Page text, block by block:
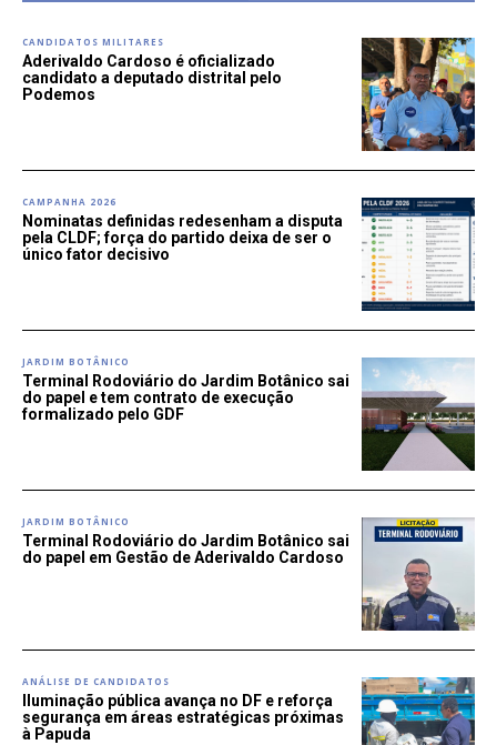
CANDIDATOS MILITARES
Aderivaldo Cardoso é oficializado
candidato a deputado distrital pelo
Podemos
CAMPANHA 2026
Nominatas definidas redesenham a disputa
pela CLDF; força do partido deixa de ser o
único fator decisivo
JARDIM BOTÂNICO
Terminal Rodoviário do Jardim Botânico sai
do papel e tem contrato de execução
formalizado pelo GDF
JARDIM BOTÂNICO
Terminal Rodoviário do Jardim Botânico sai
do papel em Gestão de Aderivaldo Cardoso
ANÁLISE DE CANDIDATOS
Iluminação pública avança no DF e reforça
segurança em áreas estratégicas próximas
à Papuda